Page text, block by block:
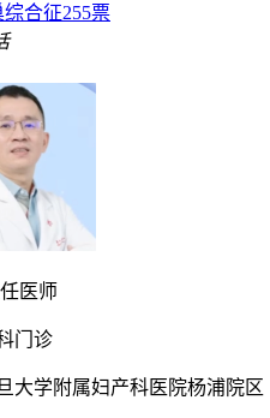
综合征255票
医师
门诊
大学附属妇产科医院杨浦院区